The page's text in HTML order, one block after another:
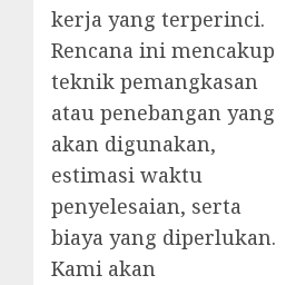
kerja yang terperinci.
Rencana ini mencakup
teknik pemangkasan
atau penebangan yang
akan digunakan,
estimasi waktu
penyelesaian, serta
biaya yang diperlukan.
Kami akan